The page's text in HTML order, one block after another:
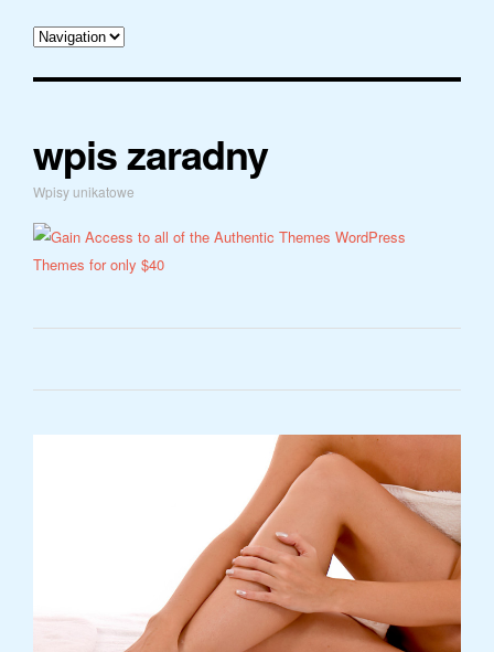
wpis zaradny
Wpisy unikatowe